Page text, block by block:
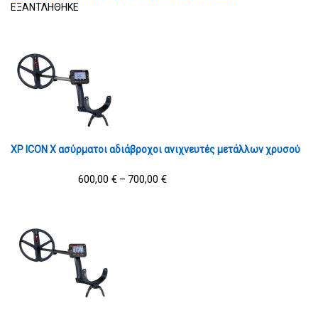
ΕΞΑΝΤΛΗΘΗΚΕ
XP ICON X ασύρματοι αδιάβροχοι ανιχνευτές μετάλλων χρυσού
600,00 € – 700,00 €